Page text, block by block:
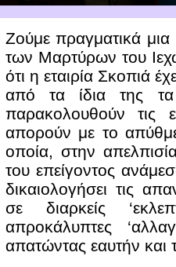
Ζούμε πραγματικά μια
των Μαρτύρων του
ότι η εταιρία Σκοπιά
από τα ίδια της
παρακολουθούν τις
απορούν με το
οποία, στην
του επείγοντος
δικαιολογήσει τις
σε διαρκείς
απροκάλυπτες
απατώντας εαυτήν και